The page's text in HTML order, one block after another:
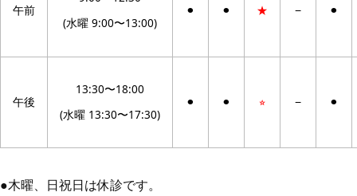
午前
(水曜 9:00〜13:00)
⚫︎ ⚫︎ ★ − ⚫︎
午後
13:30〜18:00
(水曜 13:30〜17:30)
⚫︎ ⚫︎ ⭐︎ − ⚫︎
●木曜、日祝日は休診です。